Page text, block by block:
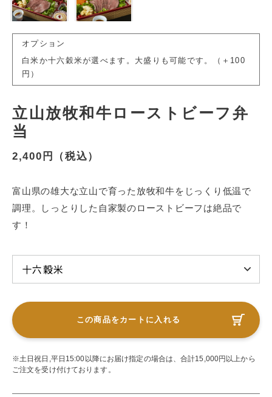
立山放牧和牛ローストビーフ弁
当
2,400円（税込）
富山県の雄大な立山で育った放牧和牛をじっくり低温で
調理。しっとりした自家製のローストビーフは絶品で
す！
この商品をカートに入れる
※土日祝日,平日15:00以降にお届け指定の場合は、合計15,000円以上から
ご注文を受け付けております。
オプション
白米か十六穀米が選べます。大盛りも可能です。（＋100
円）